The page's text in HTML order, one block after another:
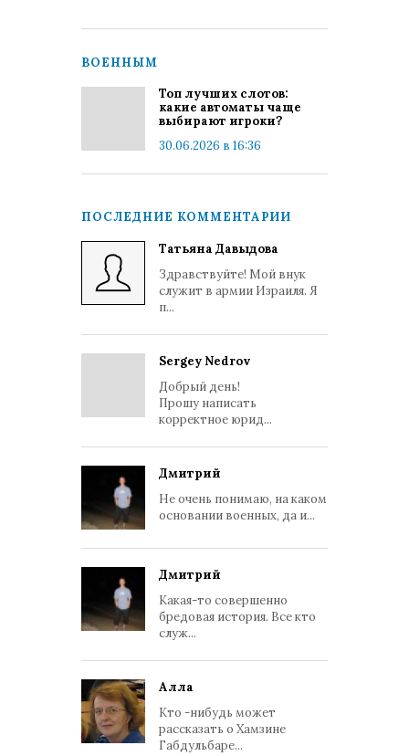
ВОЕННЫМ
Топ лучших слотов:
какие автоматы чаще
выбирают игроки?
30.06.2026 в 16:36
ПОСЛЕДНИЕ КОММЕНТАРИИ
Татьяна Давыдова
Здравствуйте! Мой внук
служит в армии Израиля. Я
п...
Sergey Nedrov
Добрый день!
Прошу написать
корректное юрид...
Дмитрий
Не очень понимаю, на каком
основании военных, да и...
Дмитрий
Какая-то совершенно
бредовая история. Все кто
служ...
Алла
Кто -нибудь может
рассказать о Хамзине
Габдульбаре...